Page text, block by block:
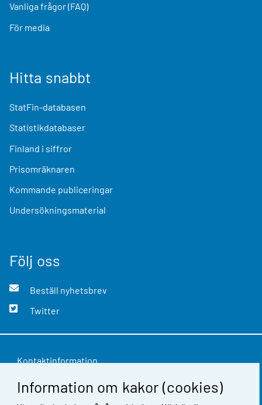
Information om kakor (cookies)
Vanliga frågor (FAQ)
För media
Hitta snabbt
StatFin-databasen
Statistikdatabaser
Finland i siffror
Prisomräknaren
Kommande publiceringar
Undersökningsmaterial
Följ oss
Beställ nyhetsbrev
Twitter
Kontaktinformation
Respons